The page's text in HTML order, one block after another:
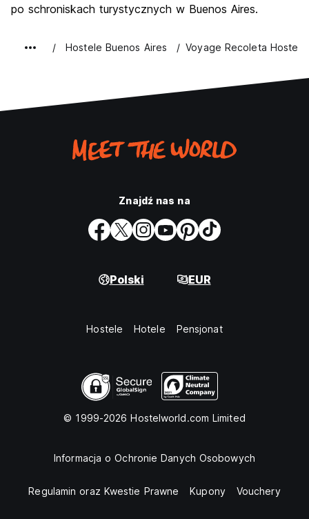
po schroniskach turystycznych w Buenos Aires.
Hostele Buenos Aires Voyage Recoleta Hostel
Znajdź nas na
Polski EUR
Hostele Hotele Pensjonat
© 1999-2026 Hostelworld.com Limited
Informacja o Ochronie Danych Osobowych
Regulamin oraz Kwestie Prawne Kupony Vouchery